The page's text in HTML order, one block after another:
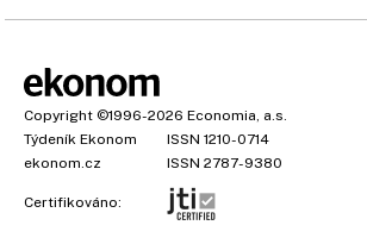
Copyright ©1996-2026 Economia, a.s.
Týdeník Ekonom
ISSN 1210-0714
ekonom.cz
ISSN 2787-9380
Certifikováno: